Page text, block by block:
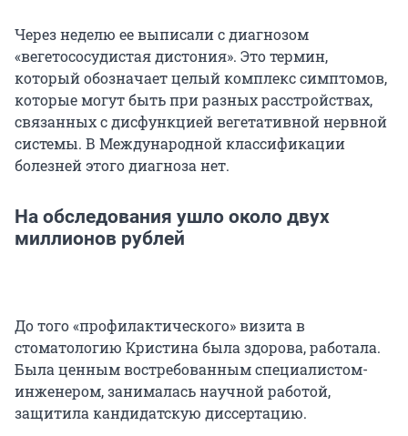
Через неделю ее выписали с диагнозом
«вегетососудистая дистония». Это термин,
который обозначает целый комплекс симптомов,
которые могут быть при разных расстройствах,
связанных с дисфункцией вегетативной нервной
системы. В Международной классификации
болезней этого диагноза нет.
На обследования ушло около двух
миллионов рублей
До того «профилактического» визита в
стоматологию Кристина была здорова, работала.
Была ценным востребованным специалистом-
инженером, занималась научной работой,
защитила кандидатскую диссертацию.